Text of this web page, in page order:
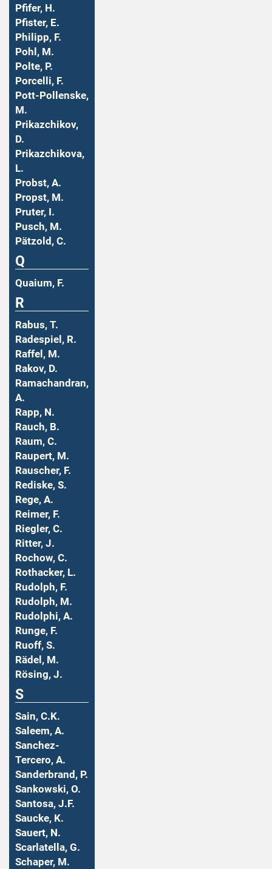
Pfifer, H.
Pfister, E.
Philipp, F.
Pohl, M.
Polte, P.
Porcelli, F.
Pott-Pollenske,
M.
Prikazchikov,
D.
Prikazchikova,
L.
Probst, A.
Propst, M.
Pruter, I.
Pusch, M.
Pätzold, C.
Q
Quaium, F.
R
Rabus, T.
Radespiel, R.
Raffel, M.
Rakov, D.
Ramachandran,
A.
Rapp, N.
Rauch, B.
Raum, C.
Raupert, M.
Rauscher, F.
Rediske, S.
Rege, A.
Reimer, F.
Riegler, C.
Ritter, J.
Rochow, C.
Rothacker, L.
Rudolph, F.
Rudolph, M.
Rudolphi, A.
Runge, F.
Ruoff, S.
Rädel, M.
Rösing, J.
S
Sain, C.K.
Saleem, A.
Sanchez-
Tercero, A.
Sanderbrand, P.
Sankowski, O.
Santosa, J.F.
Saucke, K.
Sauert, N.
Scarlatella, G.
Schaper, M.